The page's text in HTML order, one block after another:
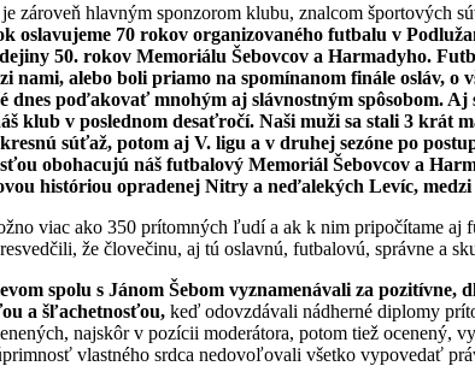
zároveň hlavným sponzorom klubu, znalcom športových
oslavujeme 70 rokov organizovaného futbalu v
50. rokov Memoriálu Šebovcov a Harmadyho.
alebo boli priamo na spomínanom finále osláv, o
poďakovať mnohým aj slávnostným spôsobom.
klub v poslednom desaťročí. Naši muži sa stali 3 krát
súťaž, potom aj V. ligu a v druhej sezóne po
obohacujú náš futbalový Memoriál Šebovcov a
históriou opradenej Nitry a neďalekých Levíc,
viac ako 350 prítomných ľudí a ak k nim pripočítame aj
že človečinu, aj tú oslavnú, futbalovú, správne a
spolu s Jánom Šebom vyznamenávali za
a šľachetnosťou, keď odovzdávali nádherné diplomy
najskôr v pozícii moderátora, potom tiež ocenený,
vlastného srdca nedovoľovali všetko vypovedať